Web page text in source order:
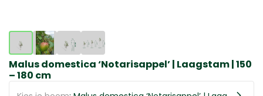
Malus domestica ‘Notarisappel’ | Laagstam | 150
– 180 cm